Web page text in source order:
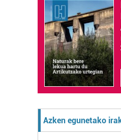
Azken egunetako